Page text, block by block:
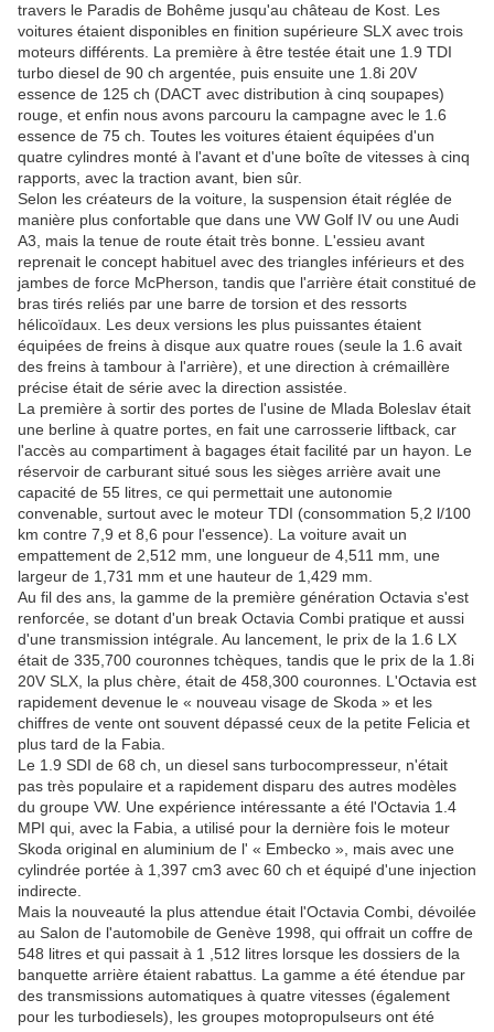
travers le Paradis de Bohême jusqu'au château de Kost. Les
voitures étaient disponibles en finition supérieure SLX avec trois
moteurs différents. La première à être testée était une 1.9 TDI
turbo diesel de 90 ch argentée, puis ensuite une 1.8i 20V
essence de 125 ch (DACT avec distribution à cinq soupapes)
rouge, et enfin nous avons parcouru la campagne avec le 1.6
essence de 75 ch. Toutes les voitures étaient équipées d'un
quatre cylindres monté à l'avant et d'une boîte de vitesses à cinq
rapports, avec la traction avant, bien sûr.
Selon les créateurs de la voiture, la suspension était réglée de
manière plus confortable que dans une VW Golf IV ou une Audi
A3, mais la tenue de route était très bonne. L'essieu avant
reprenait le concept habituel avec des triangles inférieurs et des
jambes de force McPherson, tandis que l'arrière était constitué de
bras tirés reliés par une barre de torsion et des ressorts
hélicoïdaux. Les deux versions les plus puissantes étaient
équipées de freins à disque aux quatre roues (seule la 1.6 avait
des freins à tambour à l'arrière), et une direction à crémaillère
précise était de série avec la direction assistée.
La première à sortir des portes de l'usine de Mlada Boleslav était
une berline à quatre portes, en fait une carrosserie liftback, car
l'accès au compartiment à bagages était facilité par un hayon. Le
réservoir de carburant situé sous les sièges arrière avait une
capacité de 55 litres, ce qui permettait une autonomie
convenable, surtout avec le moteur TDI (consommation 5,2 l/100
km contre 7,9 et 8,6 pour l'essence). La voiture avait un
empattement de 2,512 mm, une longueur de 4,511 mm, une
largeur de 1,731 mm et une hauteur de 1,429 mm.
Au fil des ans, la gamme de la première génération Octavia s'est
renforcée, se dotant d'un break Octavia Combi pratique et aussi
d'une transmission intégrale. Au lancement, le prix de la 1.6 LX
était de 335,700 couronnes tchèques, tandis que le prix de la 1.8i
20V SLX, la plus chère, était de 458,300 couronnes. L'Octavia est
rapidement devenue le « nouveau visage de Skoda » et les
chiffres de vente ont souvent dépassé ceux de la petite Felicia et
plus tard de la Fabia.
Le 1.9 SDI de 68 ch, un diesel sans turbocompresseur, n'était
pas très populaire et a rapidement disparu des autres modèles
du groupe VW. Une expérience intéressante a été l'Octavia 1.4
MPI qui, avec la Fabia, a utilisé pour la dernière fois le moteur
Skoda original en aluminium de l' « Embecko », mais avec une
cylindrée portée à 1,397 cm3 avec 60 ch et équipé d'une injection
indirecte.
Mais la nouveauté la plus attendue était l'Octavia Combi, dévoilée
au Salon de l'automobile de Genève 1998, qui offrait un coffre de
548 litres et qui passait à 1 ,512 litres lorsque les dossiers de la
banquette arrière étaient rabattus. La gamme a été étendue par
des transmissions automatiques à quatre vitesses (également
pour les turbodiesels), les groupes motopropulseurs ont été